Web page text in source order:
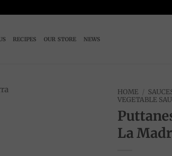
RECIPES OUR STORE NEWS
HOME /
VEGETABLE
La